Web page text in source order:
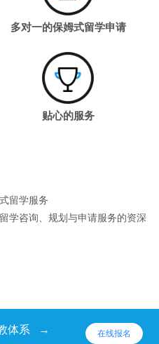
多对一的保姆式留学申请
贴心的服务
留学服务
学咨询、规划与申请服务的资深
体系 → 在线报名